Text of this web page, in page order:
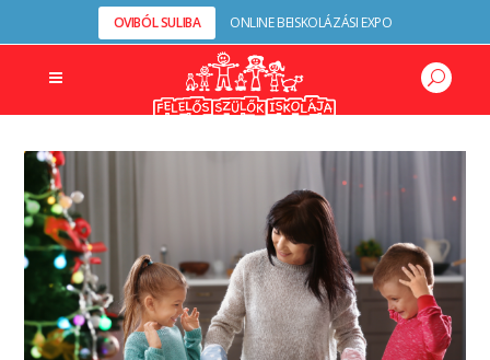
OVIBÓL SULIBA ONLINE BEISKOLÁZÁSI EXPO